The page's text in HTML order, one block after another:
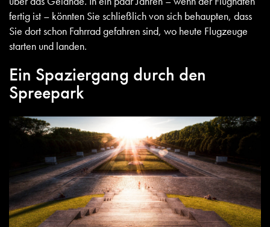
fertig ist – könnten Sie schließlich von sich behaupten, dass
Sie dort schon Fahrrad gefahren sind, wo heute Flugzeuge
starten und landen.
Ein Spaziergang durch den
Spreepark